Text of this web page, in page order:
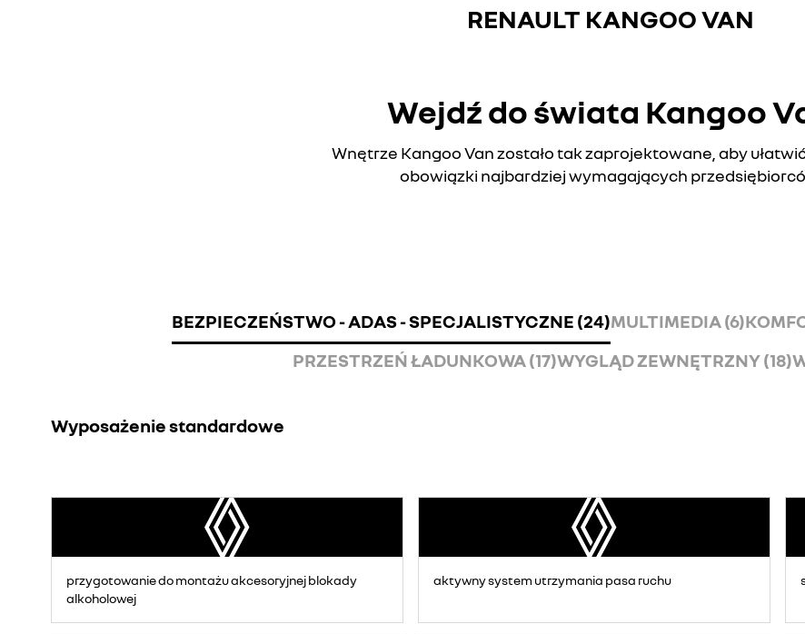
RENAULT KANGOO VAN
Wejdź do świata Kangoo
Wnętrze Kangoo Van zostało tak zaprojektowane, aby
obowiązki najbardziej wymagających
BEZPIECZEŃSTWO - ADAS - SPECJALISTYCZNE (24)MULTIMEDIA (6)
PRZESTRZEŃ ŁADUNKOWA (17)WYGLĄD ZEWNĘTRZNY (18)
Wyposażenie standardowe
przygotowanie do montażu akcesoryjnej blokady
alkoholowej
aktywny system utrzymania pasa ruchu